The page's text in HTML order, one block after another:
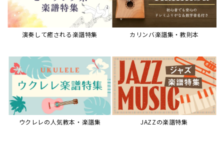
演奏して癒される楽譜特集 カリンバ楽譜集・教則本
ウクレレの人気教本・楽譜集 JAZZの楽譜特集